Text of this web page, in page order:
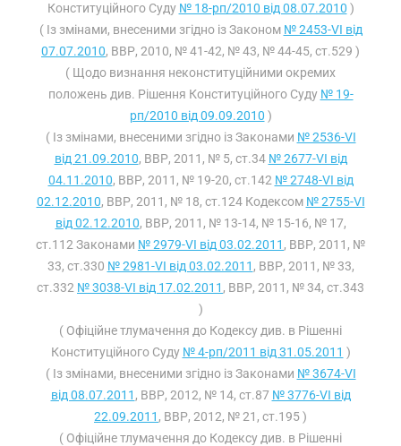
Конституційного Суду № 18-рп/2010 від 08.07.2010 )
( Із змінами, внесеними згідно із Законом № 2453-VI від
07.07.2010, ВВР, 2010, № 41-42, № 43, № 44-45, ст.529 )
( Щодо визнання неконституційними окремих
положень див. Рішення Конституційного Суду № 19-
рп/2010 від 09.09.2010 )
( Із змінами, внесеними згідно із Законами № 2536-VI
від 21.09.2010, ВВР, 2011, № 5, ст.34 № 2677-VI від
04.11.2010, ВВР, 2011, № 19-20, ст.142 № 2748-VI від
02.12.2010, ВВР, 2011, № 18, ст.124 Кодексом № 2755-VI
від 02.12.2010, ВВР, 2011, № 13-14, № 15-16, № 17,
ст.112 Законами № 2979-VI від 03.02.2011 , ВВР, 2011, №
33, ст.330 № 2981-VI від 03.02.2011 , ВВР, 2011, № 33,
ст.332 № 3038-VI від 17.02.2011 , ВВР, 2011, № 34, ст.343
)
( Офіційне тлумачення до Кодексу див. в Рішенні
Конституційного Суду № 4-рп/2011 від 31.05.2011 )
( Із змінами, внесеними згідно із Законами № 3674-VI
від 08.07.2011 , ВВР, 2012, № 14, ст.87 № 3776-VI від
22.09.2011 , ВВР, 2012, № 21, ст.195 )
( Офіційне тлумачення до Кодексу див. в Рішенні